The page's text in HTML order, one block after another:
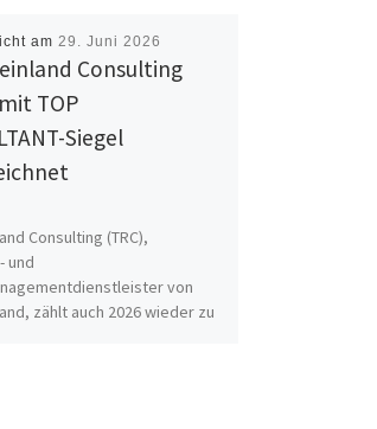
am 29. Juni 2026
Consulting
TOP
Siegel
Consulting (TRC),
und
von
zählt auch 2026 wieder zu